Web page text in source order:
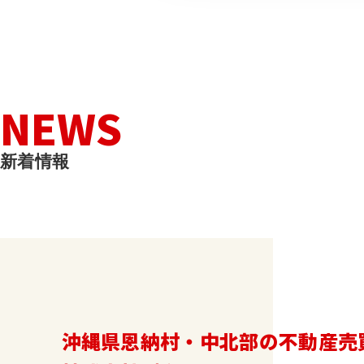
NEWS
新着情報
沖縄県恩納村・中北部の不動産